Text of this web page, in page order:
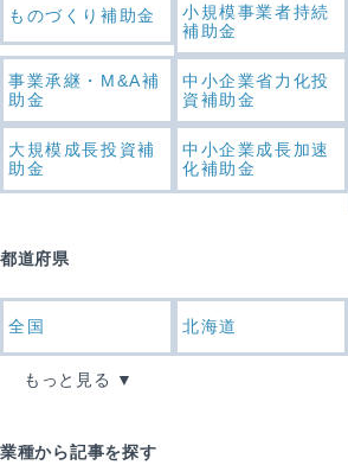
ものづくり補助金
小規模事業者持続
補助金
事業承継・M&A補
助金
中小企業省力化投
資補助金
大規模成長投資補
助金
中小企業成長加速
化補助金
都道府県
全国 北海道
もっと見る
業種から記事を探す